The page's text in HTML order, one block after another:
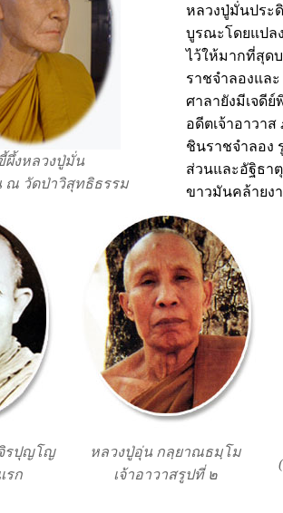
ผึ้งหลวงปู่มั่น
ณ วัดป่าวิสุทธิธรรม
หลวงปู่มั่นประ
บูรณะโดยแปล
ไว้ให้มากที่สุด
ราชจำลองแล
ศาลายังมีเจดี
อดีตเจ้าอาวา
ชินราชจำลอง
ส่วนและอัฐิธา
ขาวมันคล้ายง
รปุญโญ
รก
หลวงปู่อุ่น กลฺยาณธมฺโม
เจ้าอาวาสรูปที่ ๒